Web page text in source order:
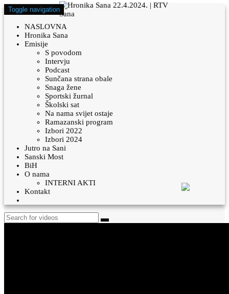
Toggle navigation
NASLOVNA
Hronika Sana
Emisije
S povodom
Intervju
Podcast
Sunčana strana obale
Snaga žene
Sportski žurnal
Školski sat
Na nama svijet ostaje
Ramazanski program
Izbori 2022
Izbori 2024
Jutro na Sani
Sanski Most
BiH
O nama
INTERNI AKTI
Kontakt